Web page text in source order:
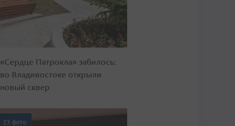
«Сердце Патрокла» забилось:
во Владивостоке открыли
новый сквер
23 фото